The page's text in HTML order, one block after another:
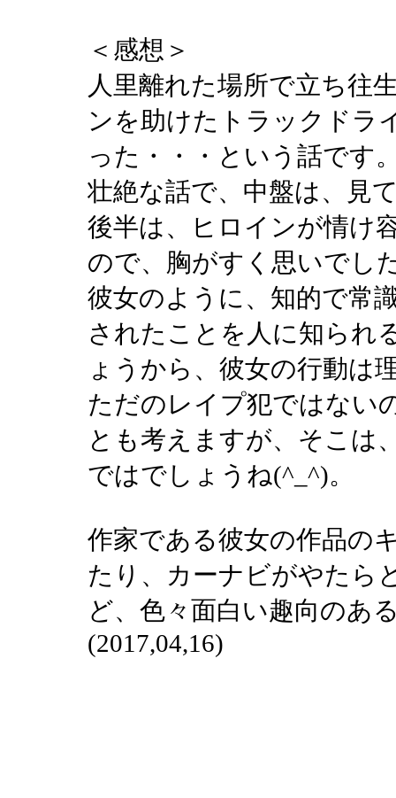
＜感想＞
人里離れた場所で立ち往
ンを助けたトラックドラ
った・・・という話です
壮絶な話で、中盤は、見
後半は、ヒロインが情け
ので、胸がすく思いでし
彼女のように、知的で常
されたことを人に知られ
ょうから、彼女の行動は
ただのレイプ犯ではない
とも考えますが、そこは
ではでしょうね(^_^)。
作家である彼女の作品の
たり、カーナビがやたら
ど、色々面白い趣向のあ
(2017,04,16)